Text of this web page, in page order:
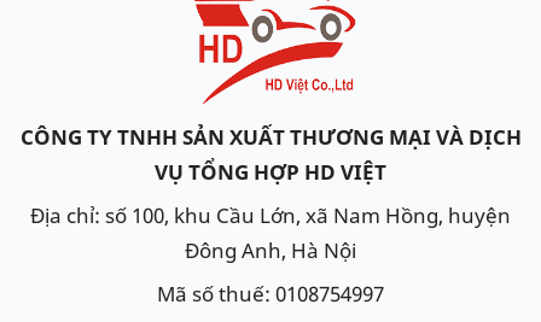
CÔNG TY TNHH SẢN XUẤT THƯƠNG MẠI VÀ DỊCH
VỤ TỔNG HỢP HD VIỆT
Địa chỉ: số 100, khu Cầu Lớn, xã Nam Hồng, huyện
Đông Anh, Hà Nội
Mã số thuế: 0108754997